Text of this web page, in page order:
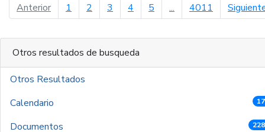
Anteriorpágina anterior
1 2 3 4 5 ... 4011
Otros resultados de busqueda
Otros Resultados
Calendario
Documentos